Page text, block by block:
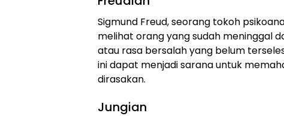
Sigmund Freud, seorang tokoh
melihat orang yang sudah meninggal
atau rasa bersalah yang belum
ini dapat menjadi sarana untuk
dirasakan.
Jungian